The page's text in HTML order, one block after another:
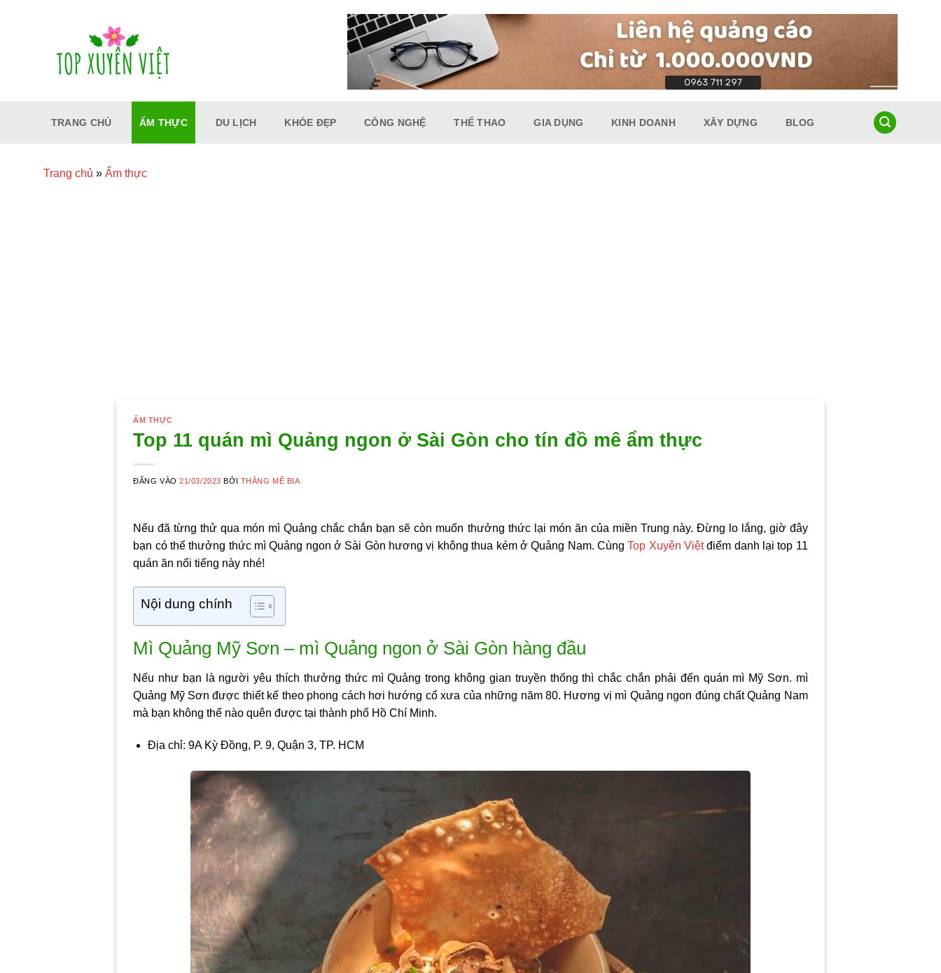
TRANG CHỦ ẨM THỰC DU LỊCH KHỎE ĐẸP CÔNG NGHỆ THỂ THAO GIA DỤNG KINH DOANH XÂY DỰNG BLOG
Trang chủ » Ẩm thực
ẨM THỰC
Top 11 quán mì Quảng ngon ở Sài Gòn cho tín đồ mê ẩm thực
ĐĂNG VÀO21/03/2023 BỞI THẮNG MÊ BIA
Nếu đã từng thử qua món mì Quảng chắc chắn bạn sẽ còn muốn thưởng thức lại món ăn của miền Trung này. Đừng lo lắng, giờ đây
bạn có thể thưởng thức mì Quảng ngon ở Sài Gòn hương vị không thua kém ở Quảng Nam. CùngTop Xuyên Việtđiểm danh lại top 11
quán ăn nổi tiếng này nhé!
Nội dung chính
Mì Quảng Mỹ Sơn – mì Quảng ngon ở Sài Gòn hàng đầu
Nếu như bạn là người yêu thích thưởng thức mì Quảng trong không gian truyền thống thì chắc chắn phải đến quán mì Mỹ Sơn. mì
Quảng Mỹ Sơn được thiết kế theo phong cách hơi hướng cổ xưa của những năm 80. Hương vị mì Quảng ngon đúng chất Quảng Nam
mà bạn không thể nào quên được tại thành phố Hồ Chí Minh.
Địa chỉ: 9A Kỳ Đồng, P. 9, Quận 3, TP. HCM